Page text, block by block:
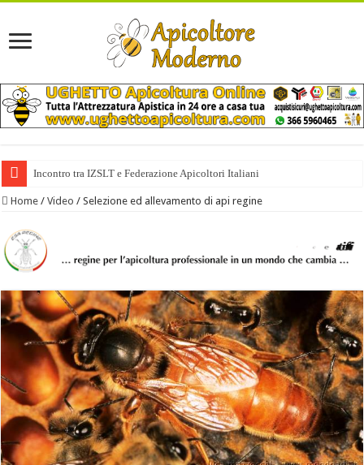
Incontro tra IZSLT e Federazione Apicoltori Italiani
Home / Video / Selezione ed allevamento di api regine